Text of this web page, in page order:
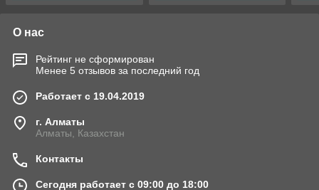
О нас
Рейтинг не сформирован
Менее 5 отзывов за последний год
Работает с 19.04.2019
г. Алматы
Алматы, Казахстан
Контакты
Сегодня работает с 09:00 до 18:00